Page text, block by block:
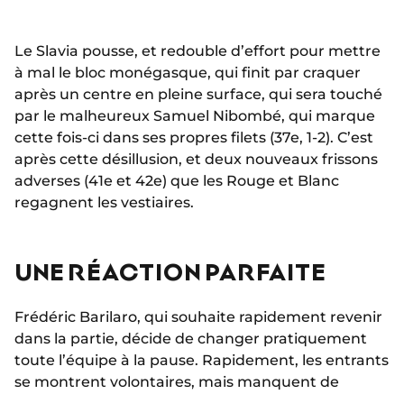
Le Slavia pousse, et redouble d’effort pour mettre
à mal le bloc monégasque, qui finit par craquer
après un centre en pleine surface, qui sera touché
par le malheureux Samuel Nibombé, qui marque
cette fois-ci dans ses propres filets (37e, 1-2). C’est
après cette désillusion, et deux nouveaux frissons
adverses (41e et 42e) que les Rouge et Blanc
regagnent les vestiaires.
UNE RÉACTION PARFAITE
Frédéric Barilaro, qui souhaite rapidement revenir
dans la partie, décide de changer pratiquement
toute l’équipe à la pause. Rapidement, les entrants
se montrent volontaires, mais manquent de